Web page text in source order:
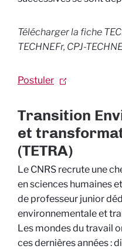
Télécharger la fiche
TECHNEFr, CPJ-
Postuler
Transition
et
(TETRA)
Le CNRS recrute une
en sciences humaines
de professeur junior
environnementale et
Les mondes du travail
ces dernières années :